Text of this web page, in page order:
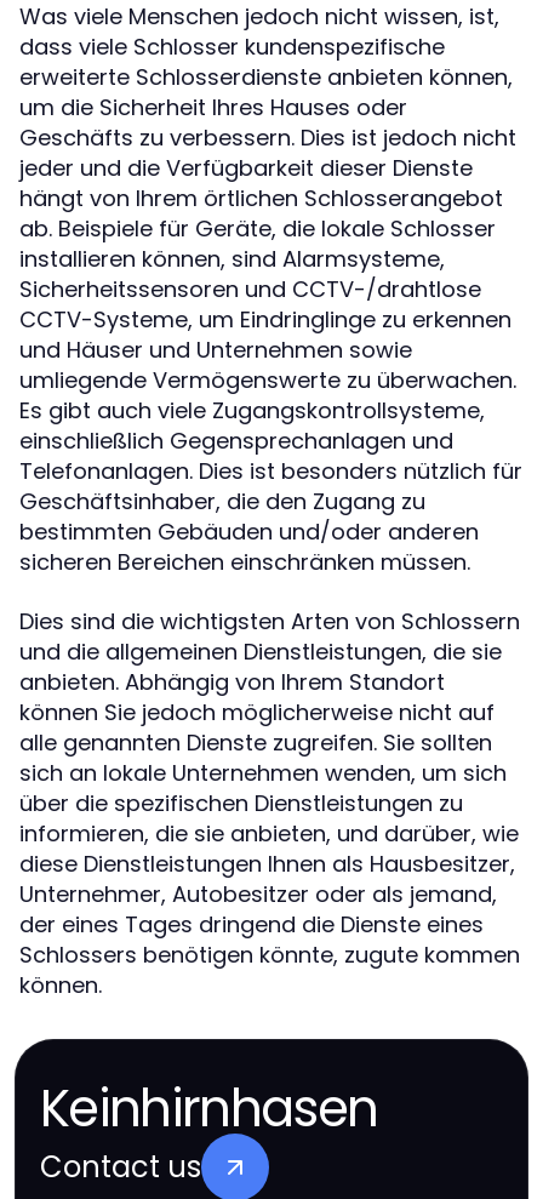
Was viele Menschen jedoch nicht wissen, ist,
dass viele Schlosser kundenspezifische
erweiterte Schlosserdienste anbieten können,
um die Sicherheit Ihres Hauses oder
Geschäfts zu verbessern. Dies ist jedoch nicht
jeder und die Verfügbarkeit dieser Dienste
hängt von Ihrem örtlichen Schlosserangebot
ab. Beispiele für Geräte, die lokale Schlosser
installieren können, sind Alarmsysteme,
Sicherheitssensoren und CCTV-/drahtlose
CCTV-Systeme, um Eindringlinge zu erkennen
und Häuser und Unternehmen sowie
umliegende Vermögenswerte zu überwachen.
Es gibt auch viele Zugangskontrollsysteme,
einschließlich Gegensprechanlagen und
Telefonanlagen. Dies ist besonders nützlich für
Geschäftsinhaber, die den Zugang zu
bestimmten Gebäuden und/oder anderen
sicheren Bereichen einschränken müssen.
Dies sind die wichtigsten Arten von Schlossern
und die allgemeinen Dienstleistungen, die sie
anbieten. Abhängig von Ihrem Standort
können Sie jedoch möglicherweise nicht auf
alle genannten Dienste zugreifen. Sie sollten
sich an lokale Unternehmen wenden, um sich
über die spezifischen Dienstleistungen zu
informieren, die sie anbieten, und darüber, wie
diese Dienstleistungen Ihnen als Hausbesitzer,
Unternehmer, Autobesitzer oder als jemand,
der eines Tages dringend die Dienste eines
Schlossers benötigen könnte, zugute kommen
können.
Keinhirnhasen
Contact us